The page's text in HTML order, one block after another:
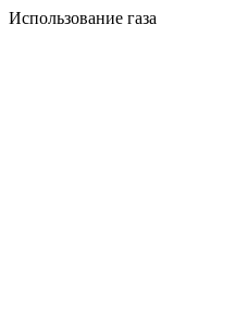
Использование газа